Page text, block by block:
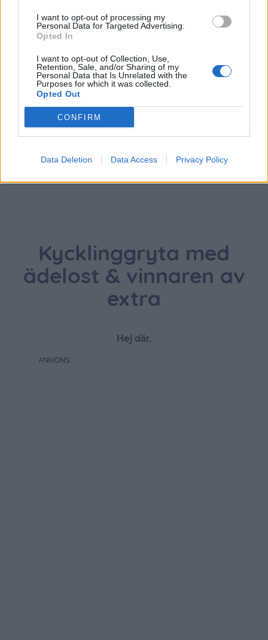
I want to opt-out of processing my
Personal Data for Targeted Advertising.
Opted In
I want to opt-out of Collection, Use,
Retention, Sale, and/or Sharing of my
Personal Data that Is Unrelated with the
Purposes for which it was collected.
Opted Out
CONFIRM
Data Deletion Data Access Privacy Policy
Robert Lindkvist
8 år sedan
Skall bli så gott o testa denna recept, den står i ugnen
just nu 😀
Kycklinggryta med
ädelost & vinnaren av
extra
Hej där,